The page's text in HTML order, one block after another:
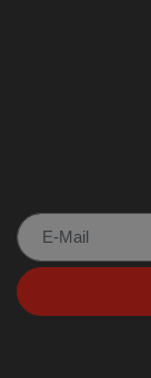
Newsletter